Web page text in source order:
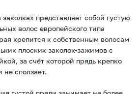
представляет собой густую
волос европейского типа
крепится к собственным волосам
плоских заколок-зажимов с
за счёт которой прядь крепко
не сползает.